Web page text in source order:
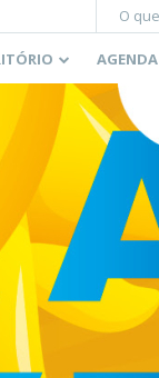
AGENDA